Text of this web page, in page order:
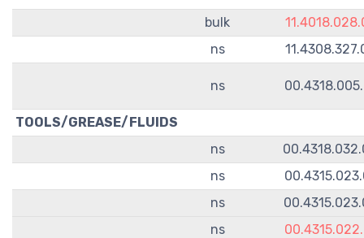
bulk
ns
ns
TOOLS/GREASE/FLUIDS
ns
ns
ns
ns